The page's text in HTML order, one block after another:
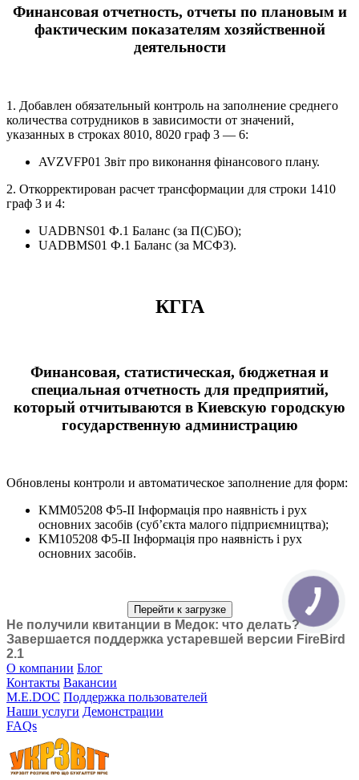
Финансовая отчетность, отчеты по плановым и
фактическим показателям хозяйственной
деятельности
1. Добавлен обязательный контроль на заполнение среднего
количества сотрудников в зависимости от значений,
указанных в строках 8010, 8020 граф 3 — 6:
AVZVFP01 Звіт про виконання фінансового плану.
2. Откорректирован расчет трансформации для строки 1410
граф 3 и 4:
UADBNS01 Ф.1 Баланс (за П(С)БО);
UADBMS01 Ф.1 Баланс (за МСФЗ).
КГГА
Финансовая, статистическая, бюджетная и
специальная отчетность для предприятий,
который отчитываются в Киевскую городскую
государственную администрацию
Обновлены контроли и автоматическое заполнение для форм:
KMM05208 Ф5-ІІ Інформація про наявність і рух
основних засобів (суб’єкта малого підприємництва);
KM105208 Ф5-ІІ Інформація про наявність і рух
основних засобів.
Перейти к загрузке
Не получили квитанции в Медок: что делать?
Завершается поддержка устаревшей версии FireBird
2.1
О компании Блог
Контакты Вакансии
M.E.DOC Поддержка пользователей
Наши услуги Демонстрации
FAQs